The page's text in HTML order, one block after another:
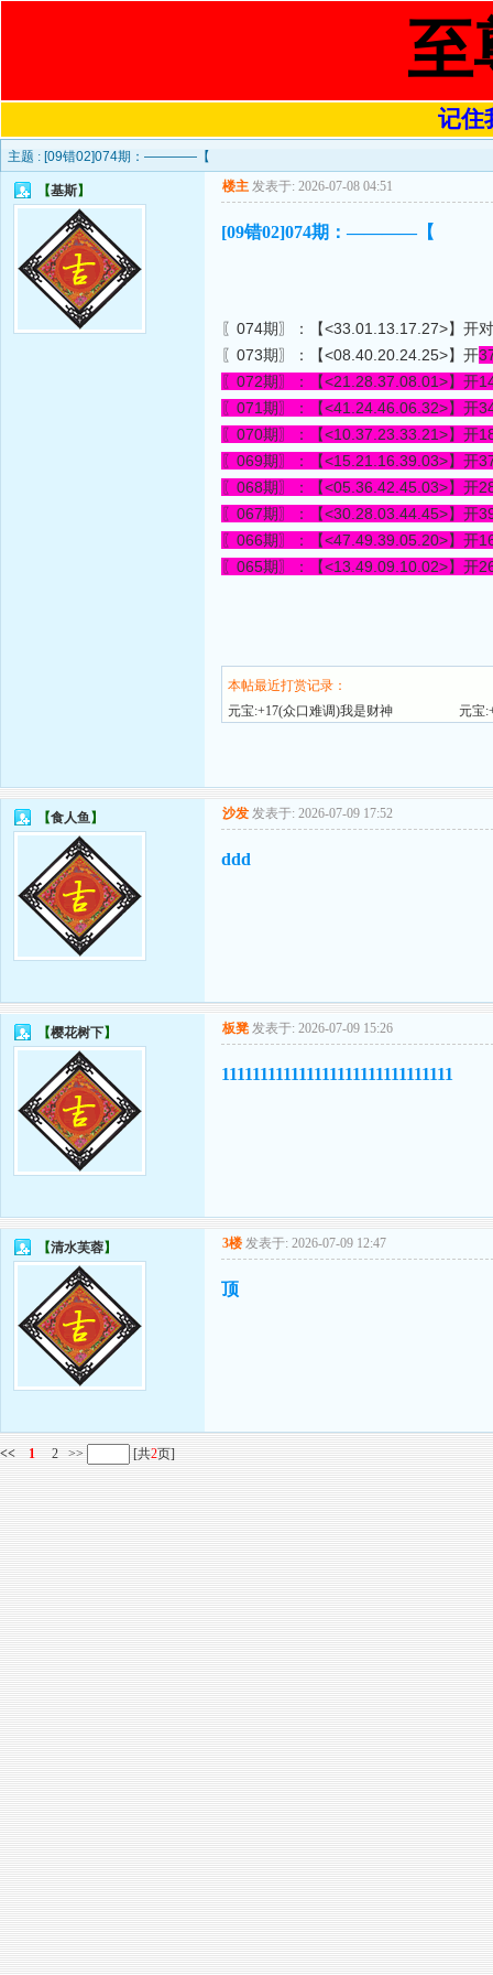
至
记住
主题 : [09错02]074期：————【
【基斯】 楼主 发表于: 2026-07-08 04:51
[09错02]074期：————【
〖074期〗：【<33.01.13.17.27>】开
〖073期〗：【<08.40.20.24.25>】开
〖072期〗：【<21.28.37.08.01>】开
〖071期〗：【<41.24.46.06.32>】开
〖070期〗：【<10.37.23.33.21>】开
〖069期〗：【<15.21.16.39.03>】开
〖068期〗：【<05.36.42.45.03>】开
〖067期〗：【<30.28.03.44.45>】开
〖066期〗：【<47.49.39.05.20>】开
〖065期〗：【<13.49.09.10.02>】开
本帖最近打赏记录：
元宝:+17(众口难调)我是财神
元宝
【食人鱼】 沙发 发表于: 2026-07-09 17:52
ddd
【樱花树下】 板凳 发表于: 2026-07-09 15:26
111111111111111111111111111111
【清水芙蓉】 3楼 发表于: 2026-07-09 12:47
顶
<< 1 2 >> [共2页]